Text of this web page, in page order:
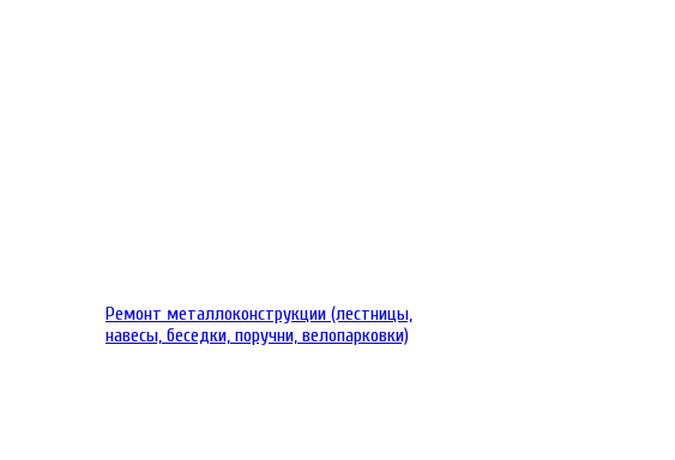
Ремонт металлоконструкции (лестницы,
навесы, беседки, поручни, велопарковки)